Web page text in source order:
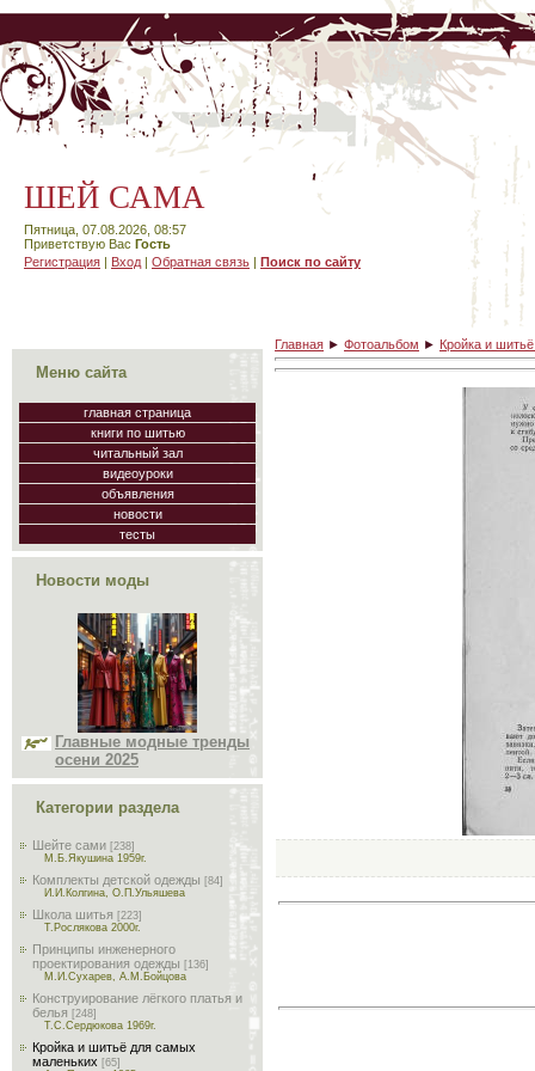
ШЕЙ САМА
Пятница, 07.08.2026, 08:57
Приветствую Вас Гость
Регистрация | Вход | Обратная связь | Поиск по сайту
Меню сайта
главная страница
книги по шитью
читальный зал
видеоуроки
объявления
новости
тесты
Новости моды
Главные модные тренды
осени 2025
Категории раздела
Шейте сами [238]
М.Б.Якушина 1959г.
Комплекты детской одежды [84]
И.И.Колгина, О.П.Ульяшева
Школа шитья [223]
Т.Рослякова 2000г.
Принципы инженерного
проектирования одежды [136]
М.И.Сухарев, А.М.Бойцова
Конструирование лёгкого платья и
белья [248]
Т.С.Сердюкова 1969г.
Кройка и шитьё для самых
маленьких [65]
Главная ► Фотоальбом ► Кройка и